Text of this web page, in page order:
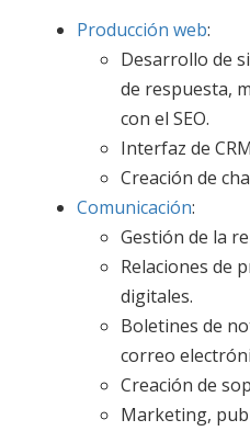
Producción web:
Desarrollo de
de respuesta,
con el SEO.
Interfaz de
Creación de
Comunicación:
Gestión de la
Relaciones de
digitales.
Boletines de
correo
Creación de
Marketing,